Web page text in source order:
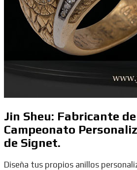
Jin Sheu: Fabricante
Campeonato
de Signet.
Diseña tus propios anillos